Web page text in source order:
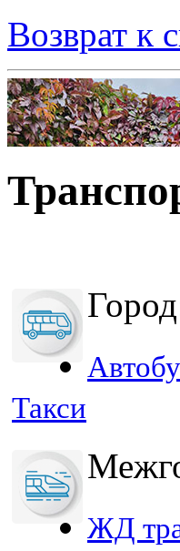
Возврат к
Такси
ЖД